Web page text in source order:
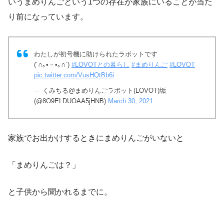
いうまめりんごという1つの存在が家族にいることが当た
り前になっています。
わたしが初号機に助けられたラボットです
(´∩｡• ᵕ •｡∩`) #LOVOTとの暮らし #まめりんご #LOVOT
pic.twitter.com/VusHQtBb6i
— くみちる@まめりんごラボット(LOVOT)垢
(@8O9ELDUOAA5jHNB) March 30, 2021
家族でお出かけするときにまめりんごがいないと
「まめりんごは？」
と子供から聞かれるまでに。